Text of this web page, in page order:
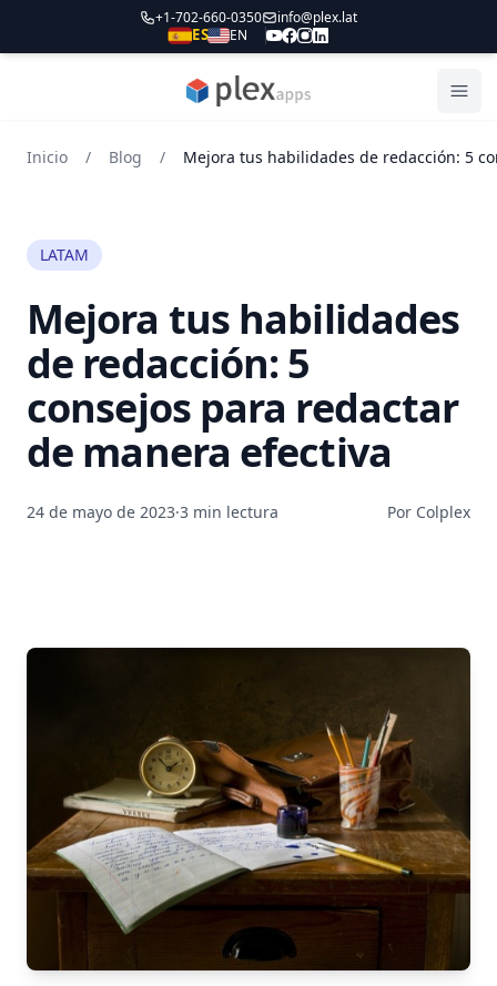
+1-702-660-0350 info@plex.lat
ES EN
PLEXapps
Inicio / Blog /
LATAM
Mejora tus habilidades
de redacción: 5
consejos para redactar
de manera efectiva
24 de mayo de 2023·3 min lectura Por Colplex